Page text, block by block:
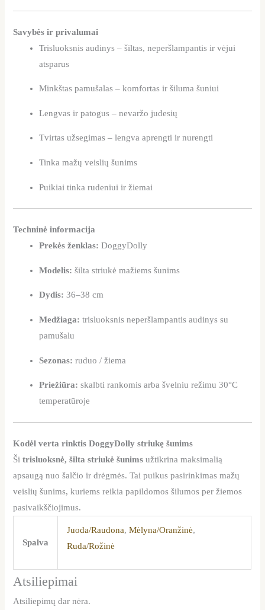
Savybės ir privalumai
Trisluoksnis audinys – šiltas, neperšlampantis ir vėjui
atsparus
Minkštas pamušalas – komfortas ir šiluma šuniui
Lengvas ir patogus – nevaržo judesių
Tvirtas užsegimas – lengva aprengti ir nurengti
Tinka mažų veislių šunims
Puikiai tinka rudeniui ir žiemai
Techninė informacija
Prekės ženklas: DoggyDolly
Modelis: šilta striukė mažiems šunims
Dydis: 36–38 cm
Medžiaga: trisluoksnis neperšlampantis audinys su
pamušalu
Sezonas: ruduo / žiema
Priežiūra: skalbti rankomis arba švelniu režimu 30°C
temperatūroje
Kodėl verta rinktis DoggyDolly striukę šunims
Šitrisluoksnė, šilta striukė šunims užtikrina maksimalią
apsaugą nuo šalčio ir drėgmės. Tai puikus pasirinkimas mažų
veislių šunims, kuriems reikia papildomos šilumos per žiemos
pasivaikščiojimus.
Spalva
Juoda/Raudona,Mėlyna/Oranžinė,
Ruda/Rožinė
Atsiliepimai
Atsiliepimų dar nėra.